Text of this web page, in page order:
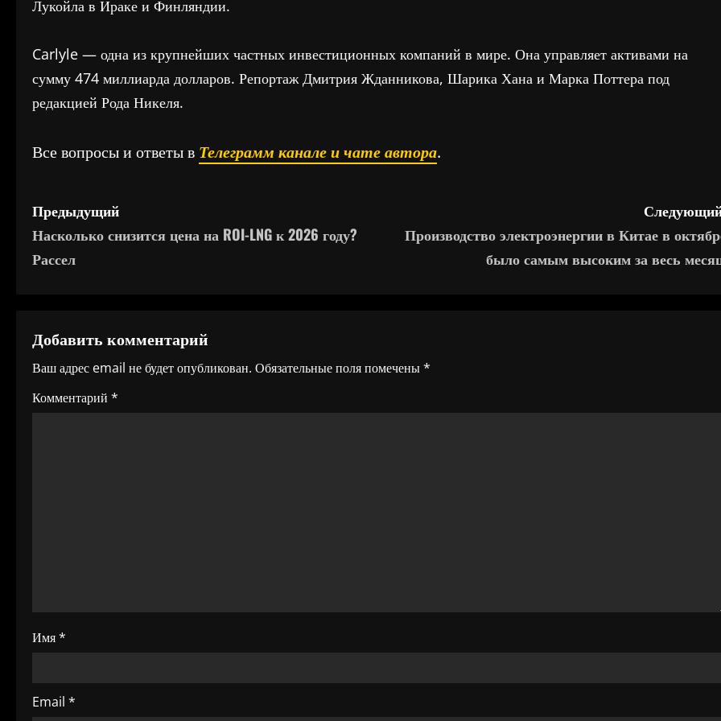
Лукойла в Ираке и Финляндии.
Carlyle — одна из крупнейших частных инвестиционных компаний в мире. Она управляет активами на
сумму 474 миллиарда долларов. Репортаж Дмитрия Жданникова, Шарика Хана и Марка Поттера под
редакцией Рода Никеля.
Все вопросы и ответы в Телеграмм канале и чате автора.
Н
а
г
а
ц
а
п
и
Предыдущий
Насколько снизится цена на ROI-LNG к 2026 году?
Рассел
Производство электроэнергии в Китае в
было самым высоким за весь
Добавить комментарий
Ваш адрес email не будет опубликован. Обязательные поля помечены*
Комментарий *
Имя*
Email *